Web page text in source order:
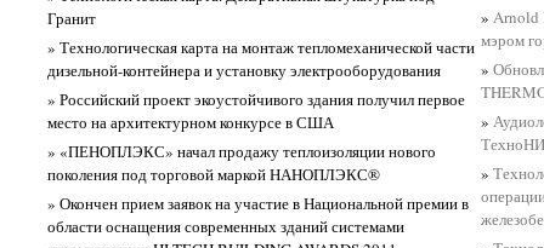
Гранит
» Технологическая карта на монтаж тепломеханической части
дизельной-контейнера и установку электрооборудования
» Российский проект экоустойчивого здания получил первое
место на архитектурном конкурсе в США
» «ПЕНОПЛЭКС» начал продажу теплоизоляции нового
поколения под торговой маркой НАНОПЛЭКС®
» Окончен прием заявок на участие в Национальной премии в
области оснащения современных зданий системами
» Arnold
мэром
»
»
»